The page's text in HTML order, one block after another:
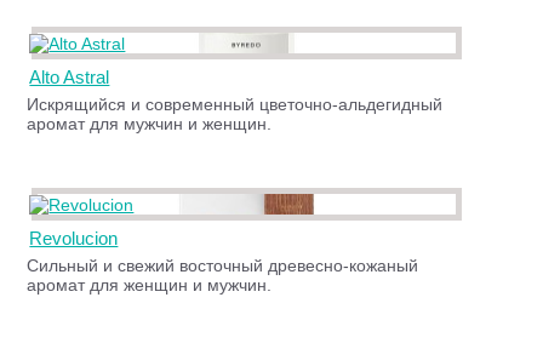
Alto Astral
Искрящийся и современный цветочно-альдегидный
аромат для мужчин и женщин.
Revolucion
Сильный и свежий восточный древесно-кожаный
аромат для женщин и мужчин.